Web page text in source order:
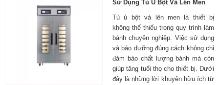
Sử Dụng Tủ Ủ Bột Và Lên Men
Tủ ủ bột và lên men là thiết bị
không thể thiếu trong quy trình làm
bánh chuyên nghiệp. Việc sử dụng
và bảo dưỡng đúng cách không chỉ
đảm bảo chất lượng bánh mà còn
giúp tăng tuổi thọ cho thiết bị. Dưới
đây là những lời khuyên hữu ích từ